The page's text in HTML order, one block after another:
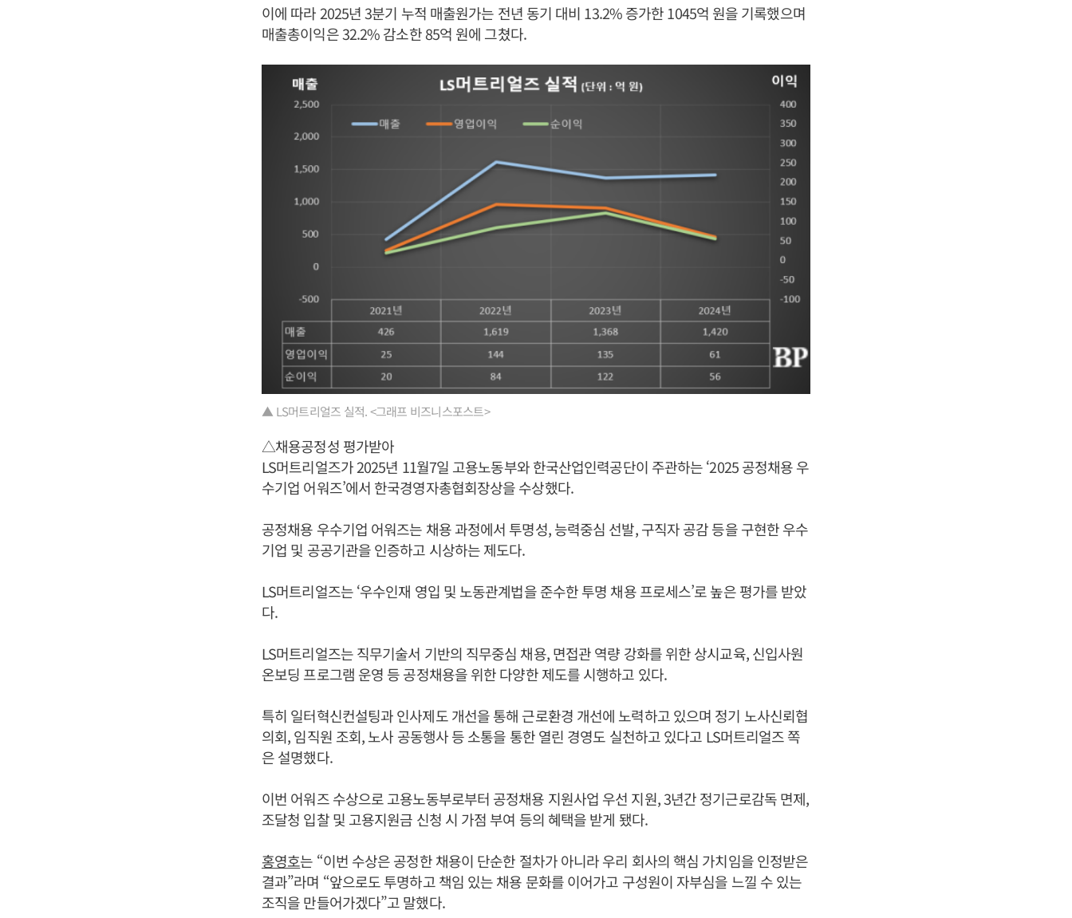
이에 따라 2025년 3분기 누적 매출원가는 전년 동기 대비 13.2% 증가한 1045억 원을 기록했으며
매출총이익은 32.2% 감소한 85억 원에 그쳤다.
▲ LS머트리얼즈 실적. <그래프 비즈니스포스트>
△채용공정성 평가받아
LS머트리얼즈가 2025년 11월7일 고용노동부와 한국산업인력공단이 주관하는 ‘2025 공정채용 우
수기업 어워즈’에서 한국경영자총협회장상을 수상했다.
공정채용 우수기업 어워즈는 채용 과정에서 투명성, 능력중심 선발, 구직자 공감 등을 구현한 우수
기업 및 공공기관을 인증하고 시상하는 제도다.
LS머트리얼즈는 ‘우수인재 영입 및 노동관계법을 준수한 투명 채용 프로세스’로 높은 평가를 받았
다.
LS머트리얼즈는 직무기술서 기반의 직무중심 채용, 면접관 역량 강화를 위한 상시교육, 신입사원
온보딩 프로그램 운영 등 공정채용을 위한 다양한 제도를 시행하고 있다.
특히 일터혁신컨설팅과 인사제도 개선을 통해 근로환경 개선에 노력하고 있으며 정기 노사신뢰협
의회, 임직원 조회, 노사 공동행사 등 소통을 통한 열린 경영도 실천하고 있다고 LS머트리얼즈 쪽
은 설명했다.
이번 어워즈 수상으로 고용노동부로부터 공정채용 지원사업 우선 지원, 3년간 정기근로감독 면제,
조달청 입찰 및 고용지원금 신청 시 가점 부여 등의 혜택을 받게 됐다.
홍영호는 “이번 수상은 공정한 채용이 단순한 절차가 아니라 우리 회사의 핵심 가치임을 인정받은
결과”라며 “앞으로도 투명하고 책임 있는 채용 문화를 이어가고 구성원이 자부심을 느낄 수 있는
조직을 만들어가겠다”고 말했다.